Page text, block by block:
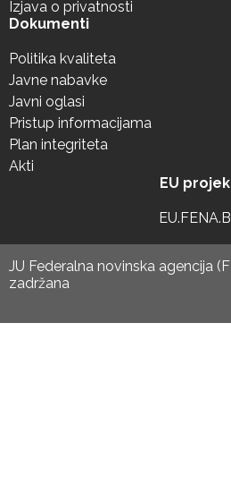
Izjava o privatnosti
Dokumenti
Politika kvaliteta
Javne nabavke
Javni oglasi
Pristup informacijama
Plan integriteta
Akti
EU
JU Federalna novinska agencija
zadržana